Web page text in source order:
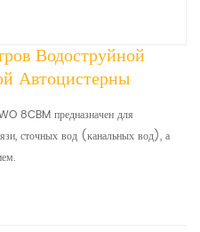
Водоструйной
Автоцистерны
8CBM предназначен для
сточных вод (канальных вод), а